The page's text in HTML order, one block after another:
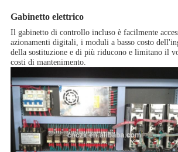
Gabinetto elettrico
Il gabinetto di controllo incluso è facilmente
azionamenti digitali, i moduli a basso costo
della sostituzione e di più riducono e limitano il
costi di mantenimento.